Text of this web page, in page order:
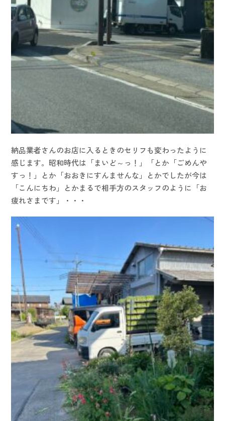
納品業者さんのお店に入るときのセリフも変わったように
感じます。昭和時代は「まいど～っ！」「とか「ごめんや
すっ！」とか「おおきにすんませんな」とかでしたが今は
「こんにちわ」とかまるで相手方のスタッフのように「お
疲れさまです」・・・